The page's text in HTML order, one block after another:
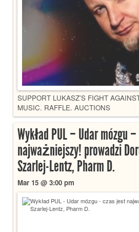
SUPPORT LUKASZ’S FIGHT
MUSIC. RAFFLE. AUCTIONS
Wykład PUL – Udar mózgu
najważniejszy! prowadzi
Szarlej-Lentz, Pharm D.
Mar 15 @ 3:00 pm